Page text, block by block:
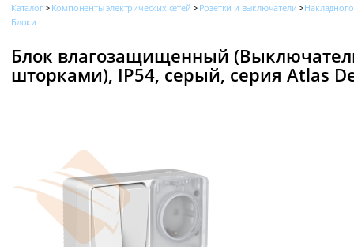
Каталог
Компоненты электрических сетей Розетки и выключатели
Блоки
Блок влагозащищенный
шторками), IP54, серый, серия Atlas